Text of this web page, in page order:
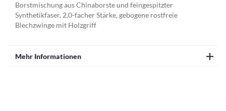
Borstmischung aus Chinaborste und feingespitzter
Synthetikfaser, 2,0-facher Stärke, gebogene rostfreie
Blechzwinge mit Holzgriff
Mehr Informationen